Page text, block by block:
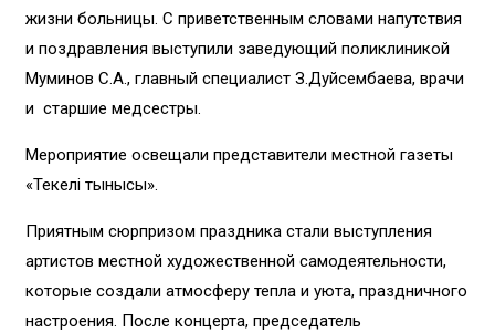
жизни больницы. С приветственным словами напутствия
и поздравления выступили заведующий поликлиникой
Муминов С.А., главный специалист З.Дуйсембаева, врачи
и старшие медсестры.
Мероприятие освещали представители местной газеты
«Текелі тынысы».
Приятным сюрпризом праздника стали выступления
артистов местной художественной самодеятельности,
которые создали атмосферу тепла и уюта, праздничного
настроения. После концерта, председатель